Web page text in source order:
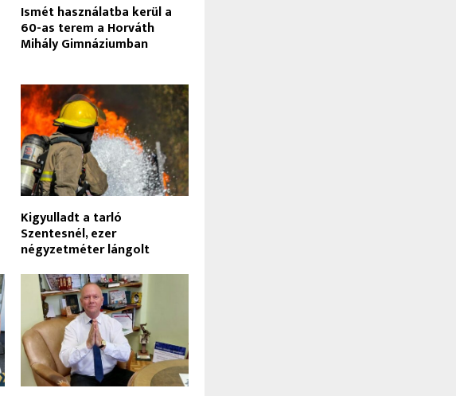
Ismét használatba kerül a
60-as terem a Horváth
Mihály Gimnáziumban
Kigyulladt a tarló
Szentesnél, ezer
négyzetméter lángolt